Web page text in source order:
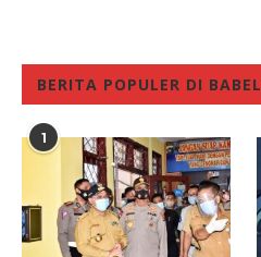
BERITA POPULER DI BABEL
1